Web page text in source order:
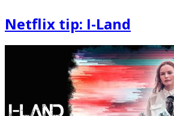
Netflix tip: I-Land